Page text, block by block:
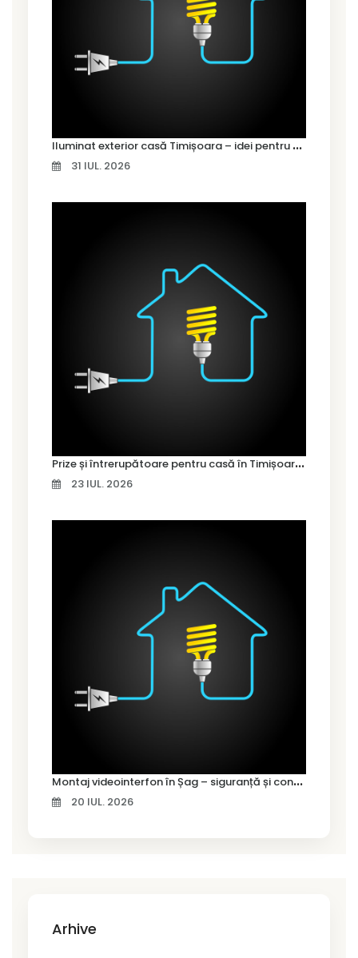
I
luminat exterior casă Timișoara – idei pentru siguranță și confort
31 IUL. 2026
P
rize și întrerupătoare pentru casă în Timișoara – cum alegi variantele potrivite
23 IUL. 2026
M
ontaj videointerfon în Șag – siguranță și control pentru locuința ta
20 IUL. 2026
Arhive